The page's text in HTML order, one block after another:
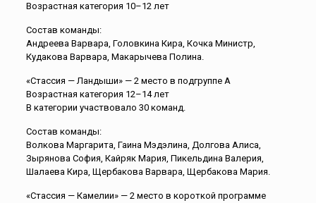
Возрастная категория 10–12 лет
Состав команды:
Андреева Варвара, Головкина Кира, Кочка Министр,
Кудакова Варвара, Макарычева Полина.
«Стассия — Ландыши» — 2 место в подгруппе А
Возрастная категория 12–14 лет
В категории участвовало 30 команд.
Состав команды:
Волкова Маргарита, Гаина Мэдэлина, Долгова Алиса,
Зырянова София, Кайряк Мария, Пикельдина Валерия,
Шалаева Кира, Щербакова Варвара, Щербакова Мария.
«Стассия — Камелии» — 2 место в короткой программе